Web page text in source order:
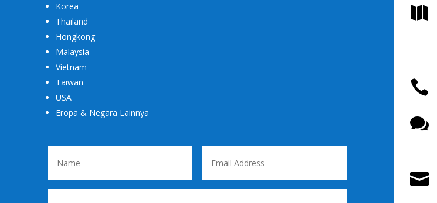
Korea
Thailand
Hongkong
Malaysia
Vietnam
Taiwan
USA
Eropa & Negara Lainnya



